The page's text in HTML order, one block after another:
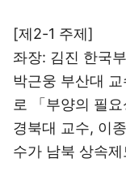
[제2-1 주제]
좌장: 김진 한국
박근웅 부산대
로 「부양의 필
경북대 교수, 이
수가 남북 상속